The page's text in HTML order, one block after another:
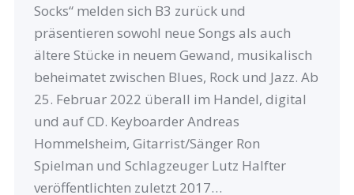
Socks“ melden sich B3 zurück und
präsentieren sowohl neue Songs als auch
ältere Stücke in neuem Gewand, musikalisch
beheimatet zwischen Blues, Rock und Jazz. Ab
25. Februar 2022 überall im Handel, digital
und auf CD. Keyboarder Andreas
Hommelsheim, Gitarrist/Sänger Ron
Spielman und Schlagzeuger Lutz Halfter
veröffentlichten zuletzt 2017…